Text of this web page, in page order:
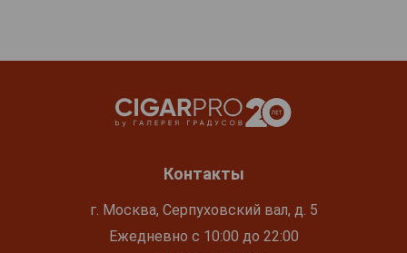
Контакты
г. Москва, Серпуховский вал, д. 5
Ежедневно с 10:00 до 22:00